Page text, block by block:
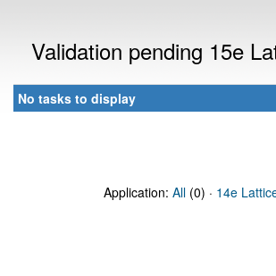
Validation pending 15e
No tasks to display
Application: All (0) · 14e